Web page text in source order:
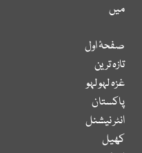
میں
صفحۂ اول
تازہ ترین
غزہ لہو لہو
پاکستان
انٹر نیشنل
کھیل